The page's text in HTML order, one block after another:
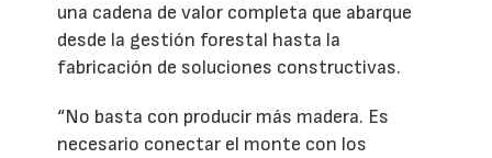
una cadena de valor completa que abarque
desde la gestión forestal hasta la
fabricación de soluciones constructivas.
“No basta con producir más madera. Es
necesario conectar el monte con los